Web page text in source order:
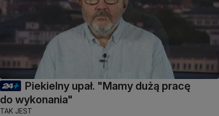
Piekielny upał. "Mamy dużą pracę
do wykonania"
TAK JEST